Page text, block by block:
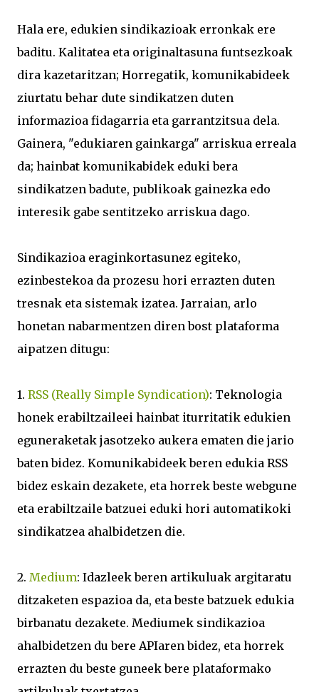
Hala ere, edukien sindikazioak erronkak ere
baditu. Kalitatea eta originaltasuna funtsezkoak
dira kazetaritzan; Horregatik, komunikabideek
ziurtatu behar dute sindikatzen duten
informazioa fidagarria eta garrantzitsua dela.
Gainera, "edukiaren gainkarga" arriskua erreala
da; hainbat komunikabidek eduki bera
sindikatzen badute, publikoak gainezka edo
interesik gabe sentitzeko arriskua dago.
Sindikazioa eraginkortasunez egiteko,
ezinbestekoa da prozesu hori errazten duten
tresnak eta sistemak izatea. Jarraian, arlo
honetan nabarmentzen diren bost plataforma
aipatzen ditugu:
1. RSS (Really Simple Syndication): Teknologia
honek erabiltzaileei hainbat iturritatik edukien
eguneraketak jasotzeko aukera ematen die jario
baten bidez. Komunikabideek beren edukia RSS
bidez eskain dezakete, eta horrek beste webgune
eta erabiltzaile batzuei eduki hori automatikoki
sindikatzea ahalbidetzen die.
2. Medium: Idazleek beren artikuluak argitaratu
ditzaketen espazioa da, eta beste batzuek edukia
birbanatu dezakete. Mediumek sindikazioa
ahalbidetzen du bere APIaren bidez, eta horrek
errazten du beste guneek bere plataformako